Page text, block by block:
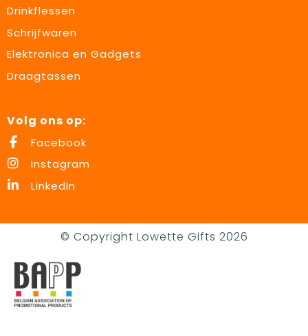
Drinkflessen
Schrijfwaren
Elektronica en Gadgets
Draagtassen
Volg ons op:
Facebook
Instagram
LinkedIn
© Copyright Lowette Gifts 2026